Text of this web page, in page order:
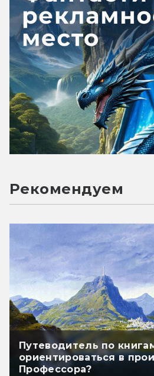
Рекомендуем
Путеводитель по
ориентироваться в
Профессора?